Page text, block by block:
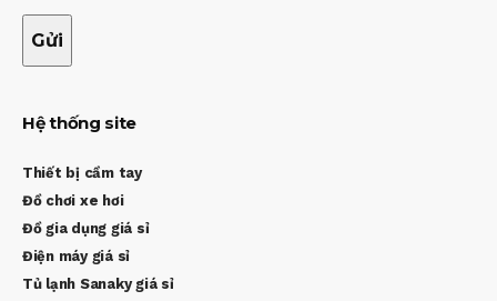
Hệ thống site
Thiết bị cầm tay
Đồ chơi xe hơi
Đồ gia dụng giá sỉ
Điện máy giá sỉ
Tủ lạnh Sanaky giá sỉ